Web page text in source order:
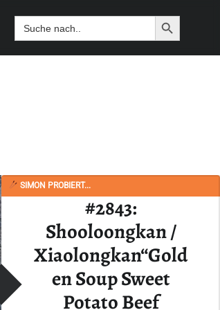
Search
for:
Search
SIMON PROBIERT...
#2843:
Shooloongkan /
Xiaolongkan“Gold
en Soup Sweet
Potato Beef